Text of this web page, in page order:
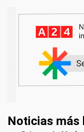
Noticias más